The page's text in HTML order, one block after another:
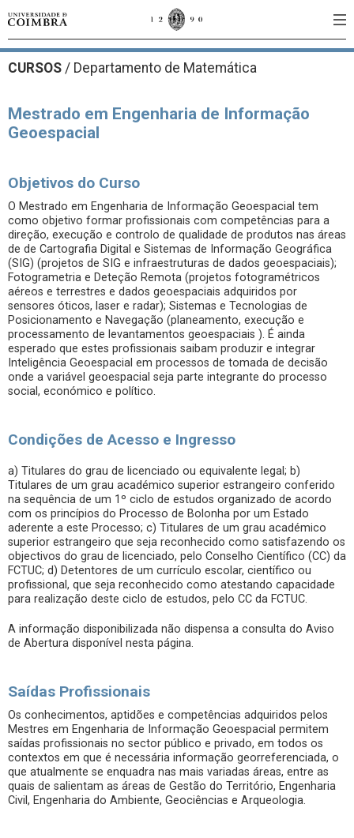
CURSOS / Departamento de Matemática
Mestrado em Engenharia de Informação
Geoespacial
Objetivos do Curso
O Mestrado em Engenharia de Informação Geoespacial tem
como objetivo formar profissionais com competências para a
direção, execução e controlo de qualidade de produtos nas áreas
de de Cartografia Digital e Sistemas de Informação Geográfica
(SIG) (projetos de SIG e infraestruturas de dados geoespaciais);
Fotogrametria e Deteção Remota (projetos fotogramétricos
aéreos e terrestres e dados geoespaciais adquiridos por
sensores óticos, laser e radar); Sistemas e Tecnologias de
Posicionamento e Navegação (planeamento, execução e
processamento de levantamentos geoespaciais ). É ainda
esperado que estes profissionais saibam produzir e integrar
Inteligência Geoespacial em processos de tomada de decisão
onde a variável geoespacial seja parte integrante do processo
social, económico e político.
Condições de Acesso e Ingresso
a) Titulares do grau de licenciado ou equivalente legal; b)
Titulares de um grau académico superior estrangeiro conferido
na sequência de um 1º ciclo de estudos organizado de acordo
com os princípios do Processo de Bolonha por um Estado
aderente a este Processo; c) Titulares de um grau académico
superior estrangeiro que seja reconhecido como satisfazendo os
objectivos do grau de licenciado, pelo Conselho Científico (CC) da
FCTUC; d) Detentores de um currículo escolar, científico ou
profissional, que seja reconhecido como atestando capacidade
para realização deste ciclo de estudos, pelo CC da FCTUC.
A informação disponibilizada não dispensa a consulta do Aviso
de Abertura disponível nesta página.
Saídas Profissionais
Os conhecimentos, aptidões e competências adquiridos pelos
Mestres em Engenharia de Informação Geoespacial permitem
saídas profissionais no sector público e privado, em todos os
contextos em que é necessária informação georreferenciada, o
que atualmente se enquadra nas mais variadas áreas, entre as
quais de salientam as áreas de Gestão do Território, Engenharia
Civil, Engenharia do Ambiente, Geociências e Arqueologia.